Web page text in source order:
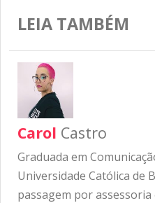
LEIA TAMBÉM
Carol Castro
Graduada em
Universidade Católica de
passagem por